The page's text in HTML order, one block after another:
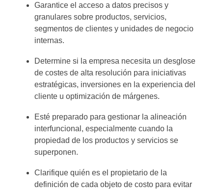
Garantice el acceso a datos precisos y
granulares sobre productos, servicios,
segmentos de clientes y unidades de negocio
internas.
Determine si la empresa necesita un desglose
de costes de alta resolución para iniciativas
estratégicas, inversiones en la experiencia del
cliente u optimización de márgenes.
Esté preparado para gestionar la alineación
interfuncional, especialmente cuando la
propiedad de los productos y servicios se
superponen.
Clarifique quién es el propietario de la
definición de cada objeto de costo para evitar